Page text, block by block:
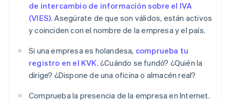
de intercambio de información sobre el IVA
(VIES). Asegúrate de que son válidos, están activos
y coinciden con el nombre de la empresa y el país.
Si una empresa es holandesa, comprueba tu
registro en el KVK. ¿Cuándo se fundó? ¿Quién la
dirige? ¿Dispone de una oficina o almacén real?
Comprueba la presencia de la empresa en Internet.